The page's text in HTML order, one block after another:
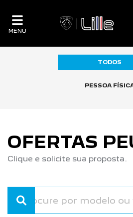
MENU
TODOS
PESSOA
OFERTAS
Clique e solicite sua proposta.